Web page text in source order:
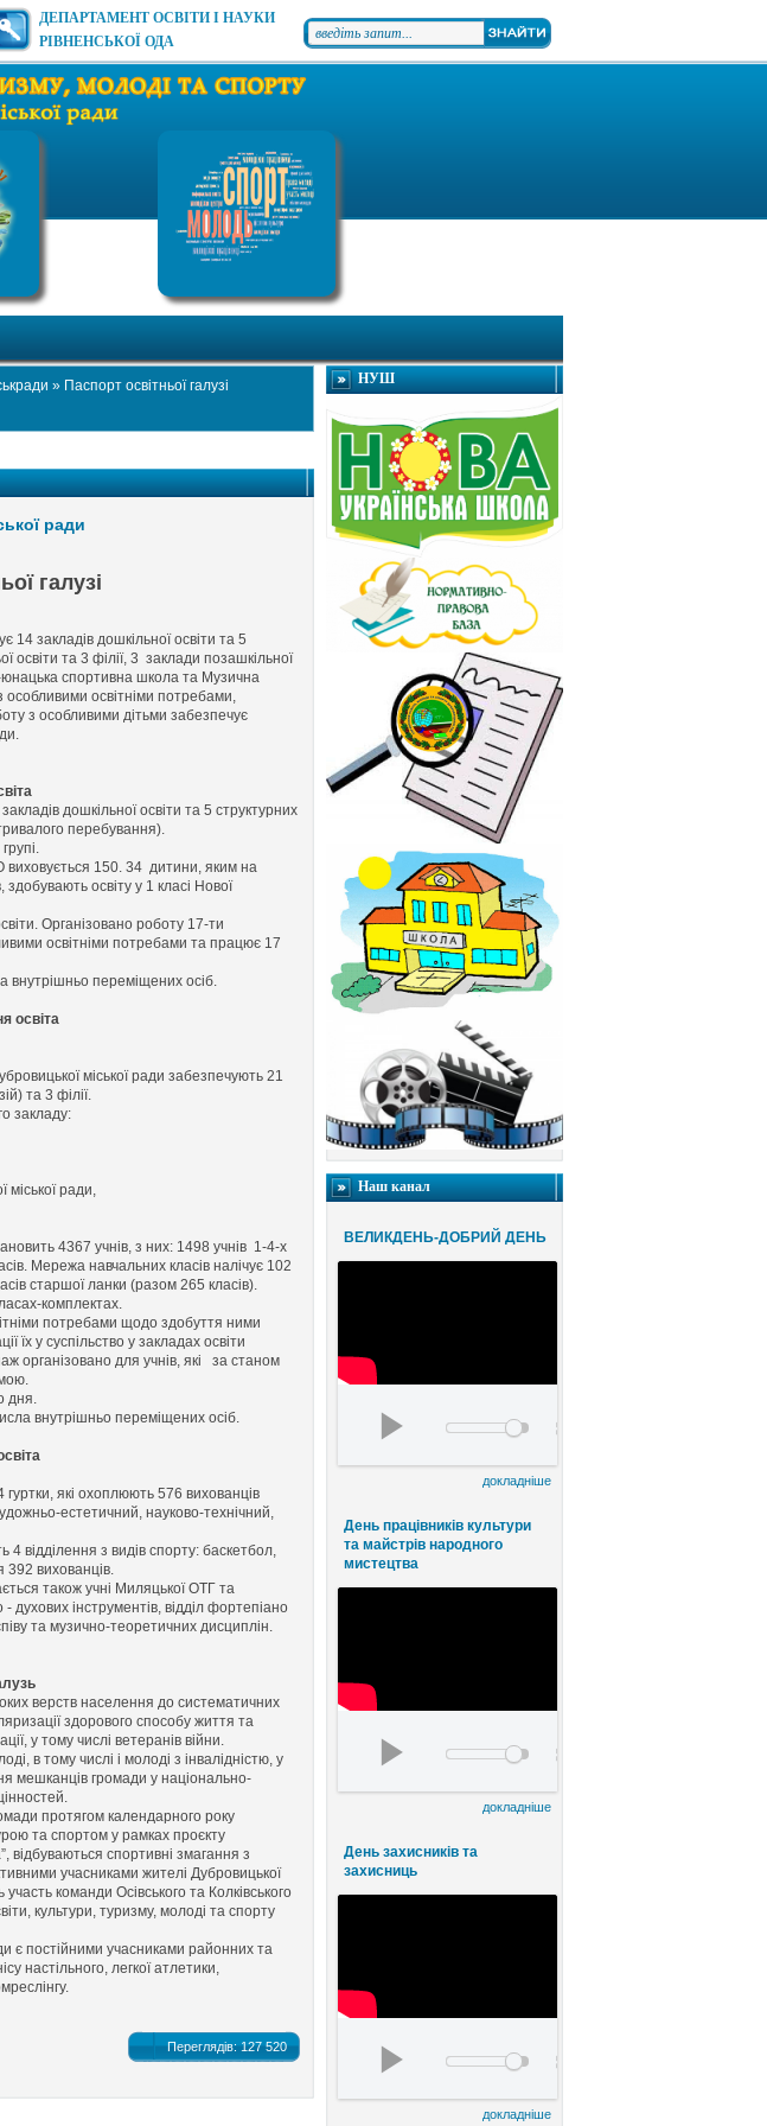
ДЕПАРТАМЕНТ ОСВІТИ І НАУКИ
РІВНЕНСЬКОЇ ОДА
НУШ
Наш канал
ВЕЛИКДЕНЬ-ДОБРИЙ ДЕНЬ
докладніше
День працівників культури
та майстрів народного
мистецтва
докладніше
День захисників та
захисниць
докладніше
» Паспорт освітньої галузі
ради
галузі
закладів дошкільної освіти та 5
освіти та 3 філії, 3 заклади позашкільної
юнацька спортивна школа та Музична
особливими освітніми потребами,
з особливими дітьми забезпечує
дошкільної освіти та 5 структурних
перебування).
виховується 150. 34 дитини, яким на
освіту у 1 класі Нової
Організовано роботу 17-ти
освітніми потребами та працює 17
внутрішньо переміщених осіб.
освіта
міської ради забезпечують 21
та 3 філії.
закладу:
ради,
4367 учнів, з них: 1498 учнів 1-4-х
Мережа навчальних класів налічує 102
старшої ланки (разом 265 класів).
комплектах.
потребами щодо здобуття ними
їх у суспільство у закладах освіти
організовано для учнів, які за станом
дня.
внутрішньо переміщених осіб.
які охоплюють 576 вихованців
естетичний, науково-технічний,
відділення з видів спорту: баскетбол,
392 вихованців.
також учні Миляцької ОТГ та
духових інструментів, відділ фортепіано
та музично-теоретичних дисциплін.
верств населення до систематичних
здорового способу життя та
у тому числі ветеранів війни.
в тому числі і молоді з інвалідністю, у
мешканців громади у національно-
протягом календарного року
та спортом у рамках проєкту
відбуваються спортивні змагання з
учасниками жителі Дубровицької
команди Осівського та Колківського
культури, туризму, молоді та спорту
є постійними учасниками районних та
настільного, легкої атлетики,
Переглядів:127 520